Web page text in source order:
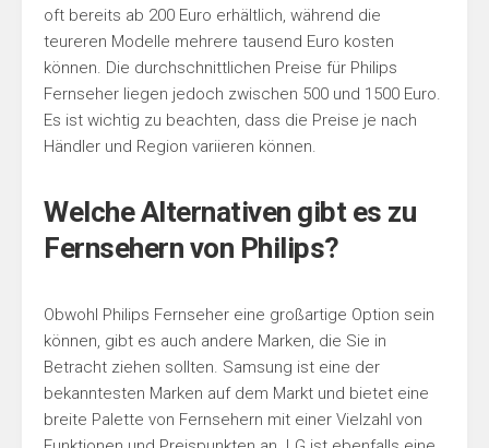
oft bereits ab 200 Euro erhältlich, während die
teureren Modelle mehrere tausend Euro kosten
können. Die durchschnittlichen Preise für Philips
Fernseher liegen jedoch zwischen 500 und 1500 Euro.
Es ist wichtig zu beachten, dass die Preise je nach
Händler und Region variieren können.
Welche Alternativen gibt es zu
Fernsehern von Philips?
Obwohl Philips Fernseher eine großartige Option sein
können, gibt es auch andere Marken, die Sie in
Betracht ziehen sollten. Samsung ist eine der
bekanntesten Marken auf dem Markt und bietet eine
breite Palette von Fernsehern mit einer Vielzahl von